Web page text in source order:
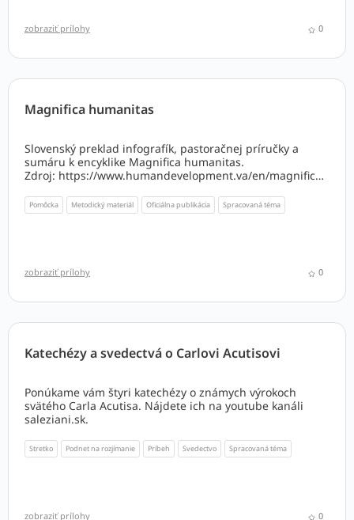
zobraziť prílohy 0
Magnifica humanitas
Slovenský preklad infografík, pastoračnej príručky a
sumáru k encyklike Magnifica humanitas.
Zdroj: https://www.humandevelopment.va/en/magnifica-
Pomôcka Metodický materiál Oficiálna publikácia Spracovaná téma
zobraziť prílohy 0
Katechézy a svedectvá o Carlovi Acutisovi
Ponúkame vám štyri katechézy o známych výrokoch
svätého Carla Acutisa. Nájdete ich na youtube kanáli
saleziani.sk.
Stretko Podnet na rozjímanie Príbeh Svedectvo Spracovaná téma
zobraziť prílohy 0